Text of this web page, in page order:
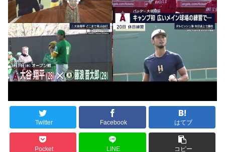
Twitter Facebook はてブ
Pocket LINE コピー